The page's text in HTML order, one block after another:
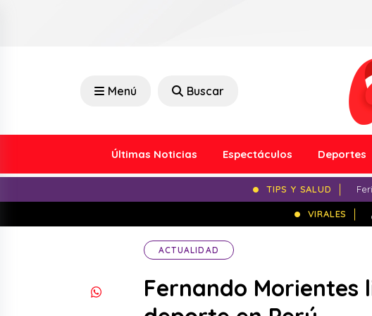
Menú Buscar
Últimas Noticias Espectáculos Deportes
TIPS Y SALUD
VIRALES
ACTUALIDAD
Fernando